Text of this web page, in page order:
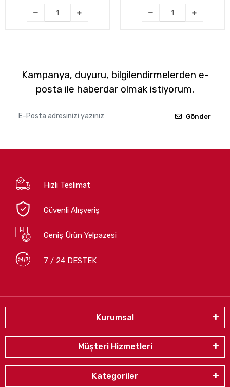
Kampanya, duyuru, bilgilendirmelerden e-
posta ile haberdar olmak istiyorum.
Gönder
Hızlı Teslimat
Güvenli Alışveriş
Geniş Ürün Yelpazesi
7 / 24 DESTEK
Kurumsal
Müşteri Hizmetleri
Kategoriler